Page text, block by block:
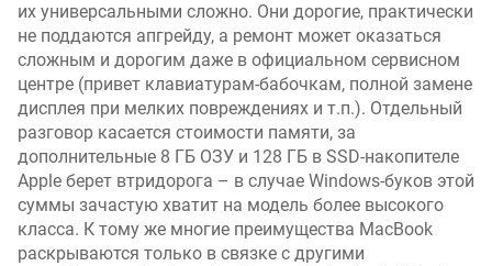
их универсальными сложно. Они дорогие, практически
не поддаются апгрейду, а ремонт может оказаться
сложным и дорогим даже в официальном сервисном
центре (привет клавиатурам-бабочкам, полной замене
дисплея при мелких повреждениях и т.п.). Отдельный
разговор касается стоимости памяти, за
дополнительные 8 ГБ ОЗУ и 128 ГБ в SSD-накопителе
Apple берет втридорога – в случае Windows-буков этой
суммы зачастую хватит на модель более высокого
класса. К тому же многие преимущества MacBook
раскрываются только в связке с другими